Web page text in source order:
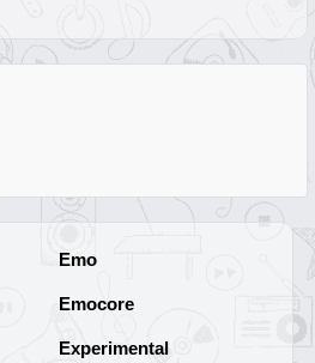
Emo
Emocore
Experimental